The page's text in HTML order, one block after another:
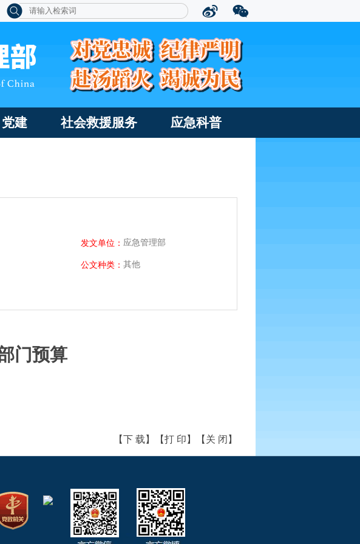
党建 社会救援服务 应急科普
发文单位： 应急管理部
公文种类： 其他
门预算
【下 载】 【打 印】 【关 闭】